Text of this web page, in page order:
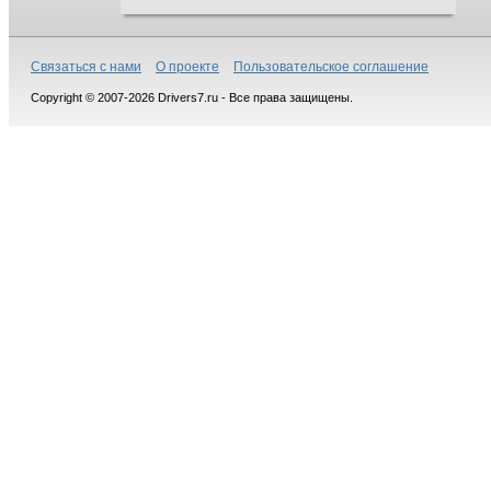
Связаться с нами О проекте Пользовательское соглашение
Copyright © 2007-2026 Drivers7.ru - Все права защищены.